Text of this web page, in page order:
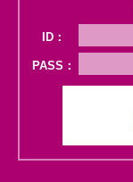
ID：
PASS：